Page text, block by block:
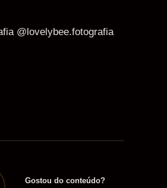
@lovelybee.fotografia
Gostou do conteúdo?